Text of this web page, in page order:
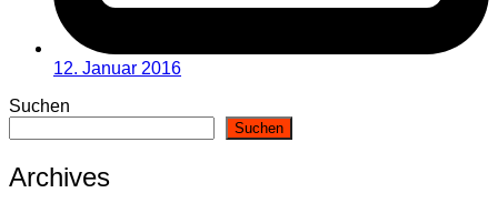
12. Januar 2016
Suchen
Suchen
Archives